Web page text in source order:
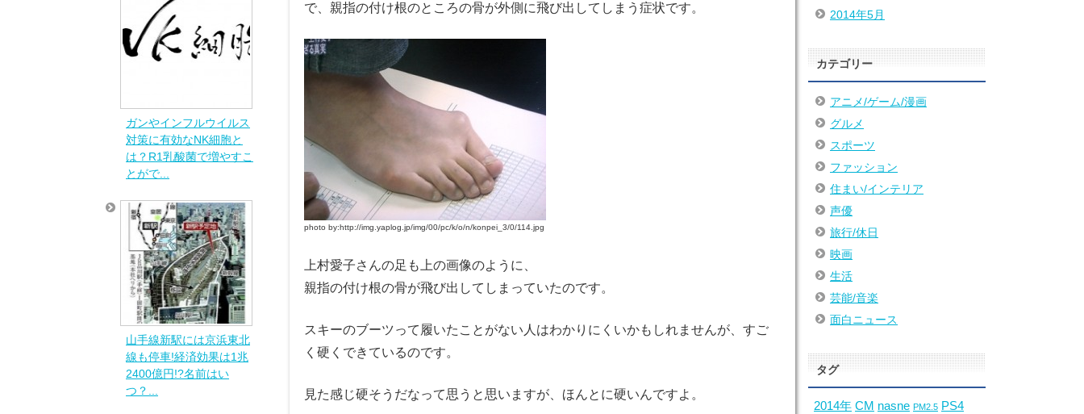
で、親指の付け根のところの骨が外側に飛び出してしまう症状です。
photo by:http://img.yaplog.jp/img/00/pc/k/o/n/konpei_3/0/114.jpg
上村愛子さんの足も上の画像のように、
親指の付け根の骨が飛び出してしまっていたのです。
スキーのブーツって履いたことがない人はわかりにくいかもしれませんが、すご
く硬くできているのです。
見た感じ硬そうだなって思うと思いますが、ほんとに硬いんですよ。
ガンやインフルウイルス
対策に有効なNK細胞と
は？R1乳酸菌で増やすこ
とがで...
山手線新駅には京浜東北
線も停車!経済効果は1兆
2400億円!?名前はい
つ？...
2014年5月
カテゴリー
アニメ/ゲーム/漫画
グルメ
スポーツ
ファッション
住まい/インテリア
声優
旅行/休日
映画
生活
芸能/音楽
面白ニュース
タグ
2014年 CM nasne PM2.5 PS4